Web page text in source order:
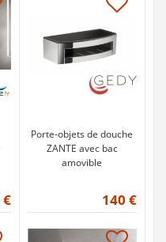
€
Porte-objets de douche
ZANTE avec bac
amovible
140 €